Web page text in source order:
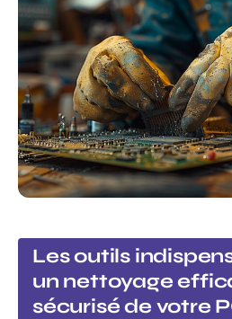
Les outils
un nettoyage
sécurisé de votre